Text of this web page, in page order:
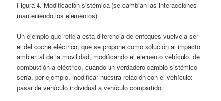
Figura 4. Modificación sistémica (se cambian las interacciones
manteniendo los elementos)
Un ejemplo que refleja esta diferencia de enfoques vuelve a ser
el del coche eléctrico, que se propone como solución al impacto
ambiental de la movilidad, modificando el elemento vehículo, de
combustión a eléctrico, cuando un verdadero cambio sistémico
sería, por ejemplo, modificar nuestra relación con el vehículo:
pasar de vehículo individual a vehículo compartido.